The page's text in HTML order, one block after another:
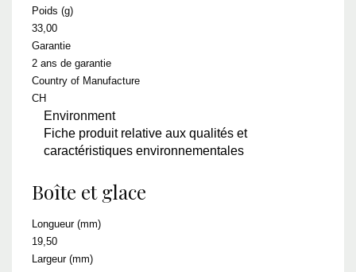
Poids (g)
33,00
Garantie
2 ans de garantie
Country of Manufacture
CH
Environment
Fiche produit relative aux qualités et
caractéristiques environnementales
Boîte et glace
Longueur (mm)
19,50
Largeur (mm)